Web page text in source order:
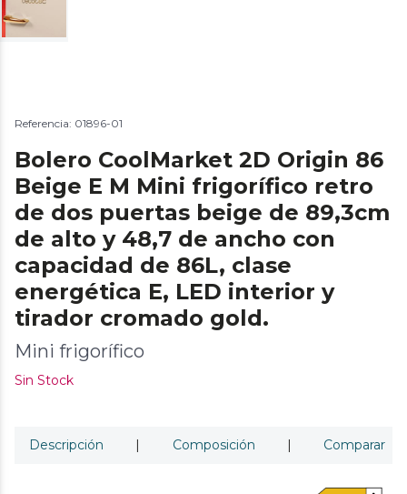
Referencia: 01896-01
Bolero CoolMarket 2D Origin 86
Beige E M Mini frigorífico retro
de dos puertas beige de 89,3cm
de alto y 48,7 de ancho con
capacidad de 86L, clase
energética E, LED interior y
tirador cromado gold.
Mini frigorífico
Sin Stock
Descripción | Composición | Comparar